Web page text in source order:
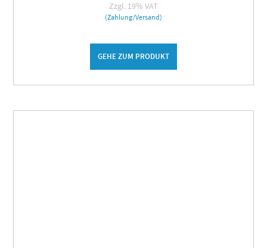
Zzgl. 19% VAT
(Zahlung/Versand)
GEHE ZUM PRODUKT